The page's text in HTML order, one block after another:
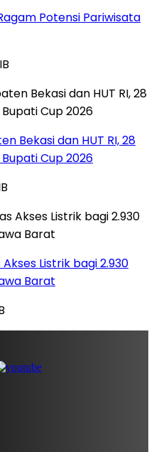
Potensi Pariwisata
Bekasi dan HUT RI, 28
Cup 2026
Listrik bagi 2.930
Barat